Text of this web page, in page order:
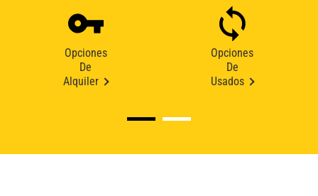
Opciones
De
Alquiler
Opciones
De
Usados